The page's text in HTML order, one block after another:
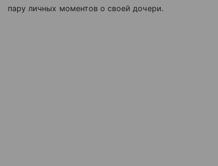
пару личных моментов о своей дочери.